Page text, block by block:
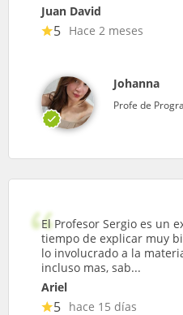
Juan David
5 Hace 2 meses
Johanna
Profe de
El Profesor Sergio es un
tiempo de explicar muy
lo involucrado a la
incluso mas, sab...
Ariel
5 hace 15 días